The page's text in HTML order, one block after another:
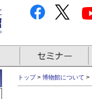
トップ> 博物館について >